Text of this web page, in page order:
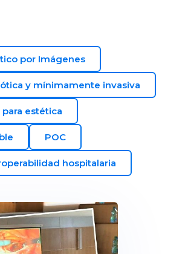
por Imágenes
y mínimamente invasiva
estética
POC
hospitalaria